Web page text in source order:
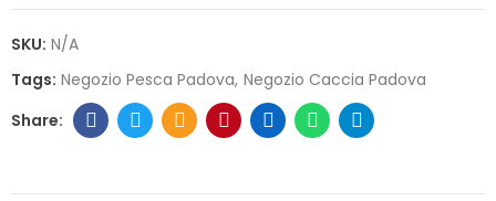
SKU: N/A
Tags: Negozio Pesca Padova Negozio Caccia Padova